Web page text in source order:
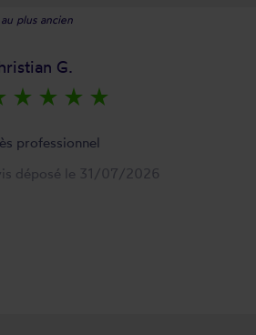
plus ancien
G.
star_rate star_rate star_rate star_rate
professionnel
déposé le 31/07/2026